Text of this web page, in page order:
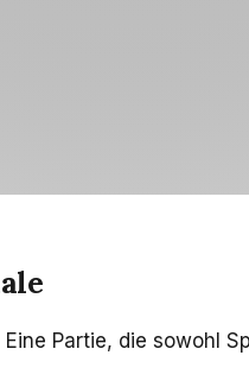
Partie, die sowohl